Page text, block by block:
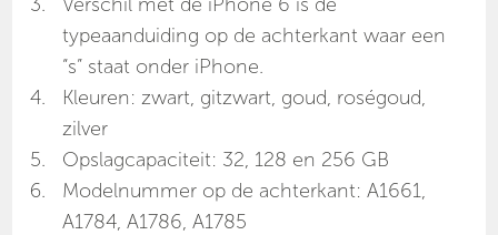
typeaanduiding op de achterkant waar een
“s” staat onder iPhone.
Kleuren: zwart, gitzwart, goud, roségoud,
zilver
Opslagcapaciteit: 32, 128 en 256 GB
Modelnummer op de achterkant: A1661,
A1784, A1786, A1785